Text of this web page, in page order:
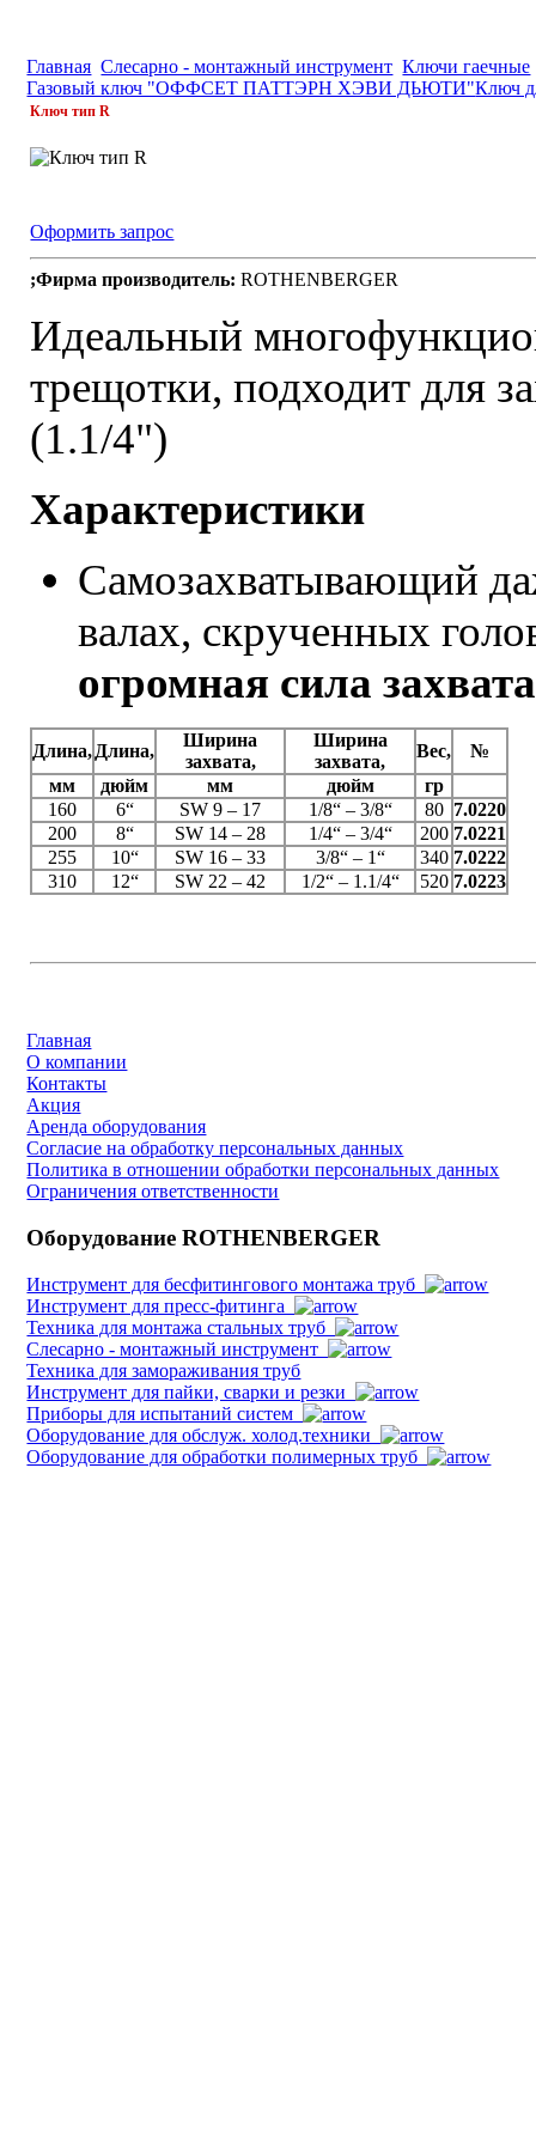
Главная Слесарно - монтажный инструмент Ключи гаечные
Газовый ключ "ОФФСЕТ ПАТТЭРН ХЭВИ ДЬЮТИ"Ключ
Ключ тип R
Оформить запрос
;Фирма производитель: ROTHENBERGER
Идеальный
трещотки, подходит для
(1.1/4")
Характеристики
Самозахватывающий
валах, скрученных
огромная сила захвата
Длина,Длина,
Ширина
захвата,
Ширина
захвата,
Вес,
№
мм
дюйм мм дюйм
гр
160
6“ SW 9 – 17 1/8“ – 3/8“ 80 7.0220
200
8“ SW 14 – 28 1/4“ – 3/4“ 200 7.0221
255
10“ SW 16 – 33 3/8“ – 1“ 340 7.0222
310
12“ SW 22 – 42 1/2“ – 1.1/4“ 520 7.0223
Главная
О компании
Контакты
Акция
Аренда оборудования
Согласие на обработку персональных данных
Политика в отношении обработки персональных данных
Ограничения ответственности
Оборудование ROTHENBERGER
Инструмент для бесфитингового монтажа труб
Инструмент для пресс-фитинга
Техника для монтажа стальных труб
Слесарно - монтажный инструмент
Техника для замораживания труб
Инструмент для пайки, сварки и резки
Приборы для испытаний систем
Оборудование для обслуж. холод.техники
Оборудование для обработки полимерных труб